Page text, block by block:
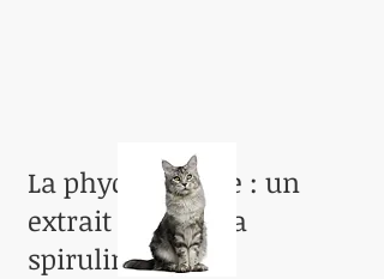
La phycocyanine : un
extrait ciblé de la
spiruline